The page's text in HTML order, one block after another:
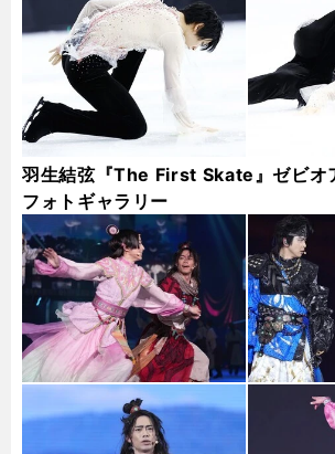
羽生結弦『The First Skate』ゼビオ
フォトギャラリー